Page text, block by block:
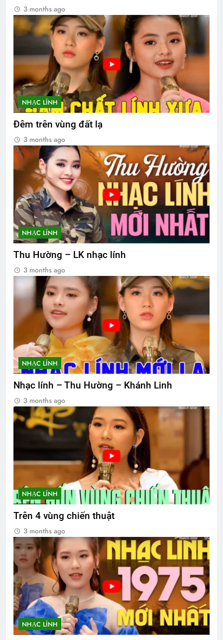
3 months ago
NHẠC LÍNH
Đêm trên vùng đất lạ
3 months ago
NHẠC LÍNH
Thu Hường – LK nhạc lính
3 months ago
NHẠC LÍNH
Nhạc lính – Thu Hường – Khánh Linh
3 months ago
NHẠC LÍNH
Trên 4 vùng chiến thuật
3 months ago
NHẠC LÍNH